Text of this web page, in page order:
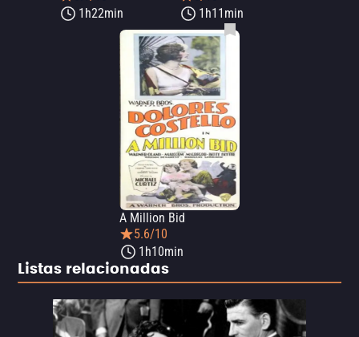
1h22min
1h11min
A Million Bid
5.6/10
1h10min
Listas relacionadas